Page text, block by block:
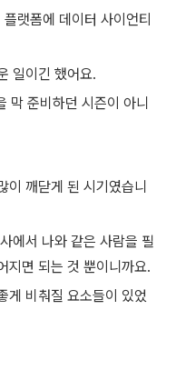
랫폼에 데이터 사이언티
일이긴 했어요.
막 준비하던 시즌이 아니
이 깨닫게 된 시기였습니
에서 나와 같은 사람을 필
지면 되는 것 뿐이니까요.
게 비춰질 요소들이 있었